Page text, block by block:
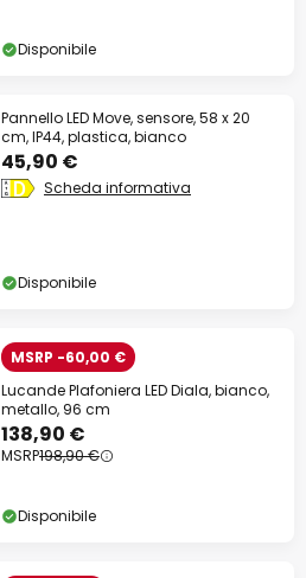
Disponibile
Pannello LED Move, sensore, 58 x 20
cm, IP44, plastica, bianco
45,90 €
Scheda informativa
Disponibile
MSRP -60,00 €
Lucande Plafoniera LED Diala, bianco,
metallo, 96 cm
138,90 €
MSRP198,90 €
Disponibile